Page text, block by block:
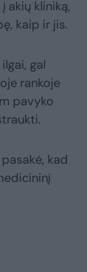
akių kliniką,
kaip ir jis.
gal
rankoje
pavyko
kad